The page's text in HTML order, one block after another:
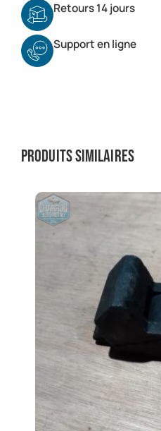
Retours 14 jours
Support en ligne
Produits similaires